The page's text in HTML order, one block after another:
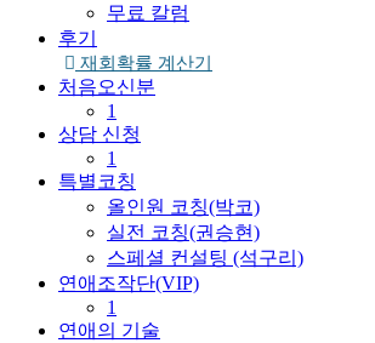
무료 칼럼
후기
재회확률 계산기
처음오신분
1
상담 신청
1
특별코칭
올인원 코칭(박코)
실전 코칭(권승현)
스페셜 컨설팅 (석구리)
연애조작단(VIP)
1
연애의 기술